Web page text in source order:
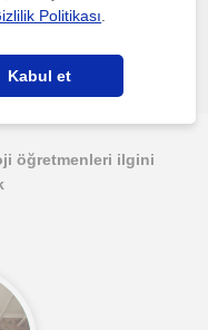
öğretmenleri ilgini
Politikası
Kabul et